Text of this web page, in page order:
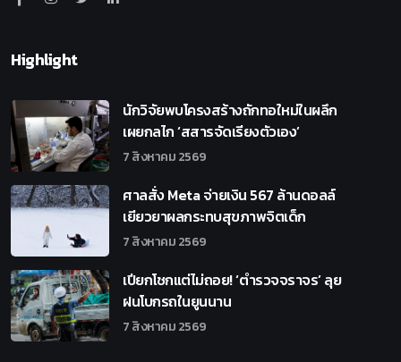
Highlight
นักวิจัยพบโครงสร้างถักทอใหม่ในผลึก
เผยกลไก ‘สสารจัดเรียงตัวเอง’
7 สิงหาคม 2569
ศาลสั่ง Meta จ่ายเงิน 567 ล้านดอลล์
เยียวยาผลกระทบสุขภาพจิตเด็ก
7 สิงหาคม 2569
เปียกโชกแต่ไม่ถอย! ‘ตำรวจจราจร’ ลุย
ฝนโบกรถในยูนนาน
7 สิงหาคม 2569